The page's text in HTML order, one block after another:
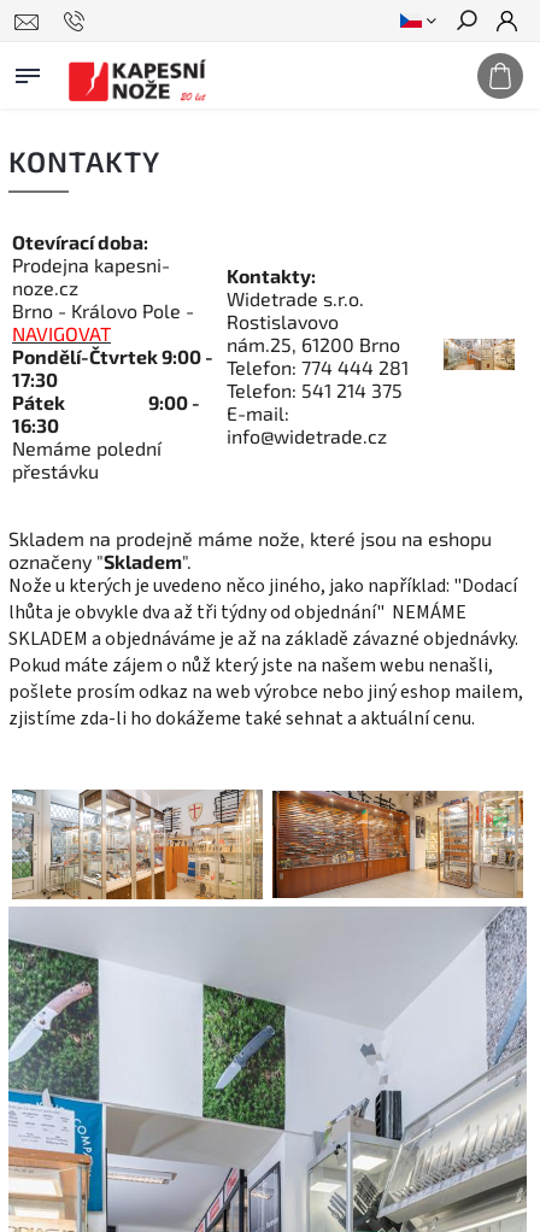
Hledat
KONTAKTY
Otevírací doba:
Prodejna kapesni-
noze.cz
Brno - Královo Pole -
NAVIGOVAT
Pondělí-Čtvrtek 9:00 -
17:30
Pátek 9:00 -
16:30
Nemáme polední
přestávku
Kontakty:
Widetrade s.r.o.
Rostislavovo
nám.25, 61200 Brno
Telefon: 774 444 281
Telefon: 541 214 375
E-mail:
info@widetrade.cz
Skladem na prodejně máme nože, které jsou na eshopu
označeny "Skladem".
Nože u kterých je uvedeno něco jiného, jako například: "Dodací
lhůta je obvykle dva až tři týdny od objednání" NEMÁME
SKLADEM a objednáváme je až na základě závazné objednávky.
Pokud máte zájem o nůž který jste na našem webu nenašli,
pošlete prosím odkaz na web výrobce nebo jiný eshop mailem,
zjistíme zda-li ho dokážeme také sehnat a aktuální cenu.